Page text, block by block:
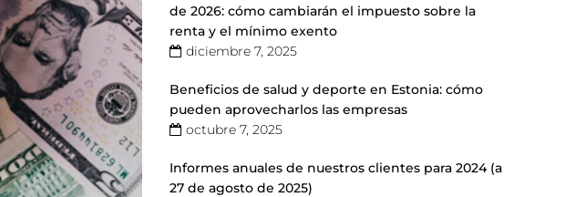
de 2026: cómo cambiarán el impuesto sobre la
renta y el mínimo exento
diciembre 7, 2025
Beneficios de salud y deporte en Estonia: cómo
pueden aprovecharlos las empresas
octubre 7, 2025
Informes anuales de nuestros clientes para 2024 (a
27 de agosto de 2025)